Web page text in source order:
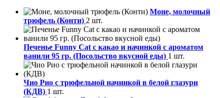
Моне, молочный
трюфель (Конти) 2 шт.
Печенье Funny Сat с какао и начинкой с ароматом
ванили 95 гр. (Посольство вкусной еды) 1 шт.
Чио Рио с трюфельной начинкой в белой глазури
(КДВ) 1 шт.